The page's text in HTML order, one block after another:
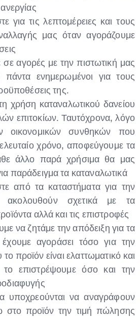
για τις λεπτομέρειες και τους
μας όταν αγοράζουμε
αγορές με την πιστωτική μας
πάντα ενημερωμένοι για τους
της.
χρήση καταναλωτικού δανείου
επιτοκίων. Ταυτόχρονα, λόγο
οικονομικών συνθηκών που
χρόνο, αποφεύγουμε τα
άλλο παρά χρήσιμα θα μας
παράδειγμα τα καταναλωτικά
από τα καταστήματα για την
ακολουθούν σχετικά με τα
αλλά και τις επιστροφές
να ζητάμε την απόδειξη για τα
αγοράσει τόσο για την
προϊόν είναι ελαττωματικό και
επιστρέψουμε όσο και την
υποχρεούνται να αναγράφουν
προϊόν την τιμή πώλησης